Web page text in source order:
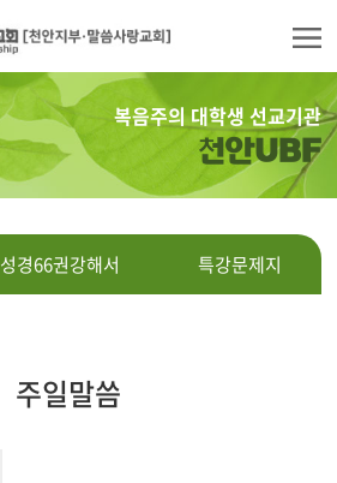
복음주의 대학생 선교기관
천안UBF
성경66권강해서 특강문제지
주일말씀